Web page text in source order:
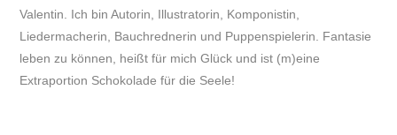
Valentin. Ich bin Autorin, Illustratorin, Komponistin,
Liedermacherin, Bauchrednerin und Puppenspielerin. Fantasie
leben zu können, heißt für mich Glück und ist (m)eine
Extraportion Schokolade für die Seele!